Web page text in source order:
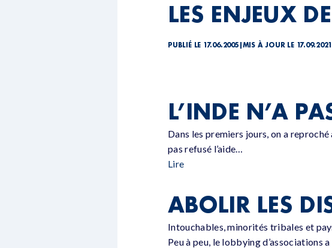
LES ENJEUX
PUBLIÉ LE 17.06.2005 MIS À JOUR LE 17.09.2021
L’INDE N’A
Dans les premiers jours, on a reproché
pas refusé l’aide…
Lire
ABOLIR LES
Intouchables, minorités tribales et
Peu à peu, le lobbying d’associations